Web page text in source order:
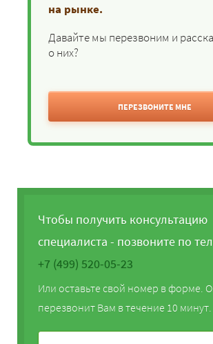
на рынке.
Давайте мы перезвоним и
о них?
ПЕРЕЗВОНИТЕ МНЕ
Чтобы получить консультацию
специалиста - позвоните по
+7 (499) 520-05-23
Или оставьте свой номер в форме.
перезвонит Вам в течение 10 минут.